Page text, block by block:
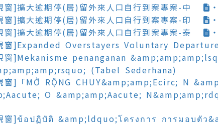
]擴大逾期停(居)留外來人口自行到案專案-中
]擴大逾期停(居)留外來人口自行到案專案-印
]擴大逾期停(居)留外來人口自行到案專案-泰
窗]Expanded Overstayers Voluntary
窗]Mekanisme penanganan
(Tabel Sederhana)
窗]「MỞ RỘNG CHUY&amp;amp;Ecirc; N
O &amp;amp;Aacute;
窗]ข้อปฏิบัติ &amp;ldquo;โครงการ การมอบตัว